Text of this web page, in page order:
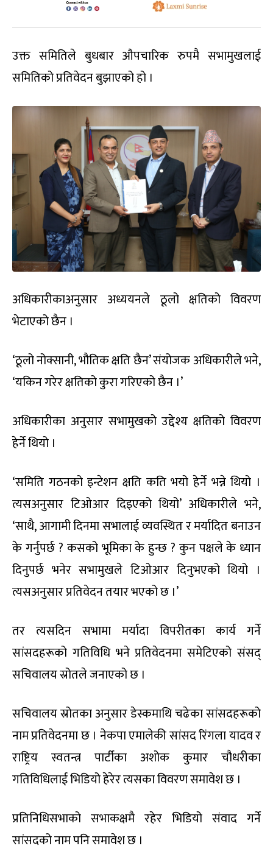
उक्त समितिले बुधबार औपचारिक रुपमै सभामुखलाई
समितिको प्रतिवेदन बुझाएको हो ।
अधिकारीकाअनुसार अध्ययनले ठूलो क्षतिको विवरण
भेटाएको छैन ।
‘ठूलो नोक्सानी, भौतिक क्षति छैन’ संयोजक अधिकारीले भने,
‘यकिन गरेर क्षतिको कुरा गरिएको छैन ।’
अधिकारीका अनुसार सभामुखको उद्देश्य क्षतिको विवरण
हेर्ने थियो ।
‘समिति गठनको इन्टेशन क्षति कति भयो हेर्ने भन्ने थियो ।
त्यसअनुसार टिओआर दिइएको थियो’ अधिकारीले भने,
‘साथै, आगामी दिनमा सभालाई व्यवस्थित र मर्यादित बनाउन
के गर्नुपर्छ ? कसको भूमिका के हुन्छ ? कुन पक्षले के ध्यान
दिनुपर्छ भनेर सभामुखले टिओआर दिनुभएको थियो ।
त्यसअनुसार प्रतिवेदन तयार भएको छ ।’
तर त्यसदिन सभामा मर्यादा विपरीतका कार्य गर्ने
सांसदहरूको गतिविधि भने प्रतिवेदनमा समेटिएको संसद्
सचिवालय स्रोतले जनाएको छ ।
सचिवालय स्रोतका अनुसार डेस्कमाथि चढेका सांसदहरूको
नाम प्रतिवेदनमा छ । नेकपा एमालेकी सांसद रिंगला यादव र
राष्ट्रिय स्वतन्त्र पार्टीका अशोक कुमार चौधरीका
गतिविधिलाई भिडियो हेरेर त्यसका विवरण समावेश छ ।
प्रतिनिधिसभाको सभाकक्षमै रहेर भिडियो संवाद गर्ने
सांसदको नाम पनि समावेश छ ।